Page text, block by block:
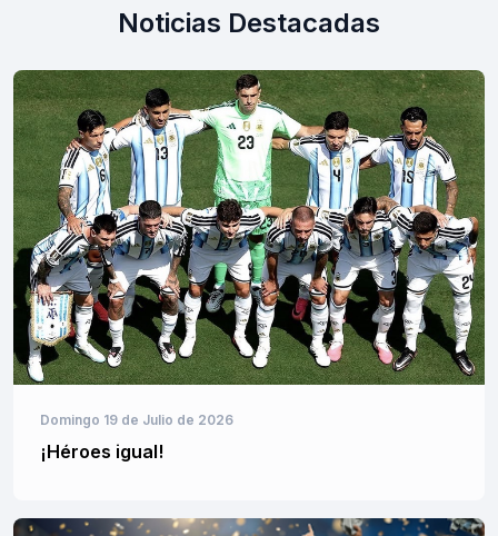
Noticias Destacadas
Domingo 19 de Julio de 2026
¡Héroes igual!